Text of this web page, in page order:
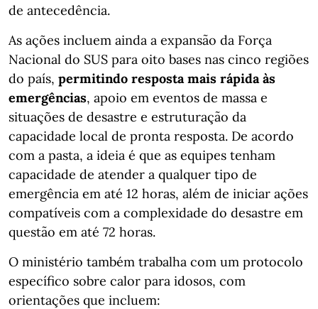
de antecedência.
As ações incluem ainda a expansão da Força
Nacional do SUS para oito bases nas cinco regiões
do país, permitindo resposta mais rápida às
emergências, apoio em eventos de massa e
situações de desastre e estruturação da
capacidade local de pronta resposta. De acordo
com a pasta, a ideia é que as equipes tenham
capacidade de atender a qualquer tipo de
emergência em até 12 horas, além de iniciar ações
compatíveis com a complexidade do desastre em
questão em até 72 horas.
O ministério também trabalha com um protocolo
específico sobre calor para idosos, com
orientações que incluem: